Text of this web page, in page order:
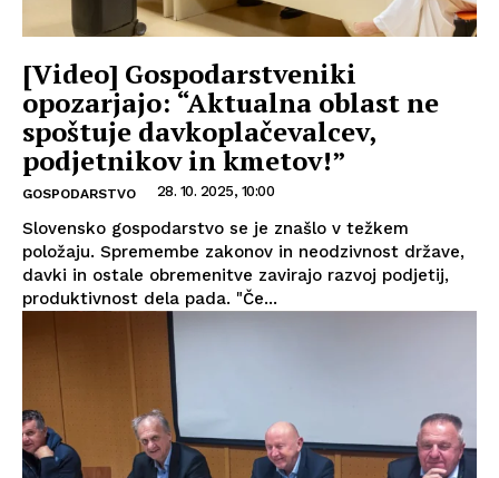
[Video] Gospodarstveniki
opozarjajo: “Aktualna oblast ne
spoštuje davkoplačevalcev,
podjetnikov in kmetov!”
GOSPODARSTVO 28. 10. 2025, 10:00
Slovensko gospodarstvo se je znašlo v težkem
položaju. Spremembe zakonov in neodzivnost države,
davki in ostale obremenitve zavirajo razvoj podjetij,
produktivnost dela pada. "Če...